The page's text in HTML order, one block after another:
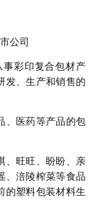
公司
彩印复合包材产
发、生产和销售的
、医药等产品的包
、旺旺、盼盼、亲
、涪陵榨菜等食品
的塑料包装材料生